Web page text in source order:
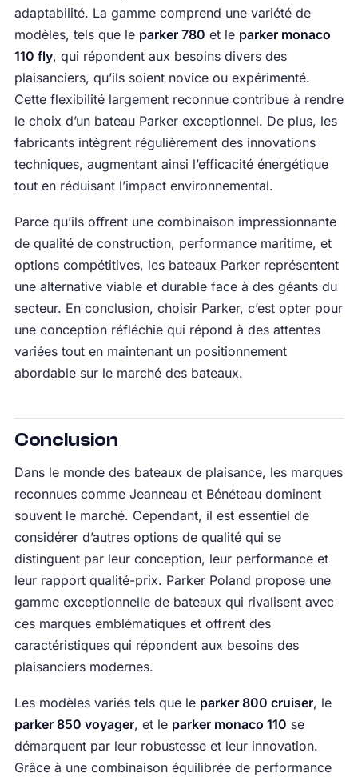
adaptabilité. La gamme comprend une variété de
modèles, tels que le parker 780 et le parker monaco
110 fly, qui répondent aux besoins divers des
plaisanciers, qu’ils soient novice ou expérimenté.
Cette flexibilité largement reconnue contribue à rendre
le choix d’un bateau Parker exceptionnel. De plus, les
fabricants intègrent régulièrement des innovations
techniques, augmentant ainsi l’efficacité énergétique
tout en réduisant l’impact environnemental.
Parce qu’ils offrent une combinaison impressionnante
de qualité de construction, performance maritime, et
options compétitives, les bateaux Parker représentent
une alternative viable et durable face à des géants du
secteur. En conclusion, choisir Parker, c’est opter pour
une conception réfléchie qui répond à des attentes
variées tout en maintenant un positionnement
abordable sur le marché des bateaux.
Conclusion
Dans le monde des bateaux de plaisance, les marques
reconnues comme Jeanneau et Bénéteau dominent
souvent le marché. Cependant, il est essentiel de
considérer d’autres options de qualité qui se
distinguent par leur conception, leur performance et
leur rapport qualité-prix. Parker Poland propose une
gamme exceptionnelle de bateaux qui rivalisent avec
ces marques emblématiques et offrent des
caractéristiques qui répondent aux besoins des
plaisanciers modernes.
Les modèles variés tels que le parker 800 cruiser, le
parker 850 voyager, et le parker monaco 110 se
démarquent par leur robustesse et leur innovation.
Grâce à une combinaison équilibrée de performance